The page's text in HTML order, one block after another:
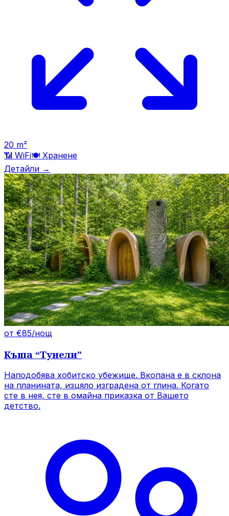
20 m²
📶 WiFi🍽️ Хранене
Детайли →
от €85/нощ
Къща “Тунели”
Наподобява хобитско убежище. Вкопана е в склона
на планината, изцяло изградена от глина. Когато
сте в нея, сте в омайна приказка от Вашето
детство.